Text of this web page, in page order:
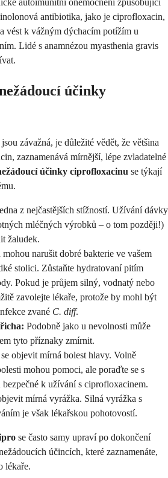
autoimunitní onemocnění způsobující
antibiotika, jako je ciprofloxacin,
vést k vážným dýchacím potížím u
Lidé s anamnézou myasthenia gravis
účinky
závažná, je důležité vědět, že většina
zaznamenává mírnější, lépe zvladatelné
účinky ciprofloxacinu se týkají
z nejčastějších stížností. Užívání dávky
mléčných výrobků – o tom později!)
žaludek.
narušit dobré bakterie ve vašem
stolici. Zůstaňte hydratovaní pitím
Pokud je průjem silný, vodnatý nebo
zavolejte lékaře, protože by mohl být
zvané C. diff.
Podobně jako u nevolnosti může
tyto příznaky zmírnit.
objevit mírná bolest hlavy. Volně
mohou pomoci, ale poraďte se s
k užívání s ciprofloxacinem.
mírná vyrážka. Silná vyrážka s
je však lékařskou pohotovostí.
se často samy upraví po dokončení
účincích, které zaznamenáte,
lékaře.